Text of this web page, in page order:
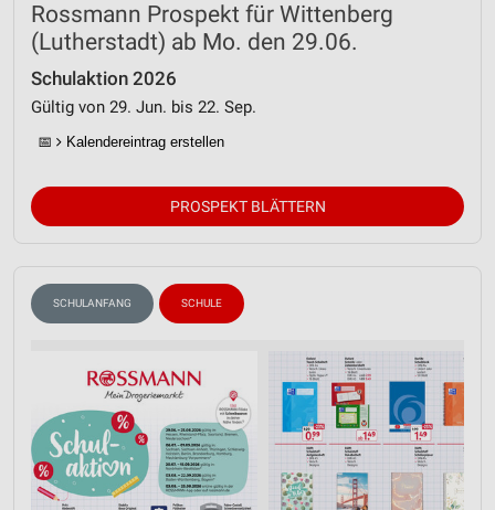
Rossmann Prospekt für Wittenberg
(Lutherstadt) ab Mo. den 29.06.
Schulaktion 2026
Gültig von 29. Jun. bis 22. Sep.
📅 Kalendereintrag erstellen
PROSPEKT BLÄTTERN
SCHULANFANG SCHULE